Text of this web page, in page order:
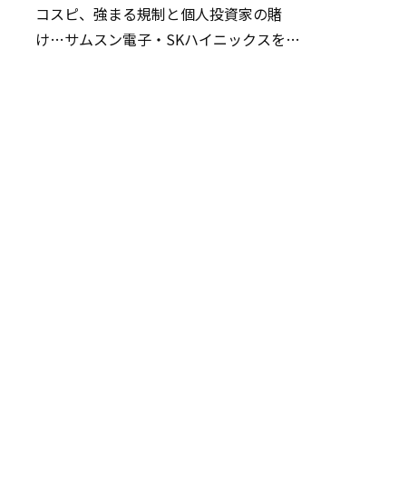
コスピ、強まる規制と個人投資家の賭
け…サムスン電子・SKハイニックスを巡